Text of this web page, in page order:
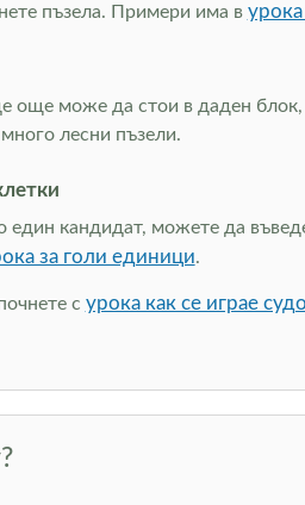
пъзела. Примери има в
още може да стои в даден
лесни пъзели.
един кандидат, можете да
за голи единици.
с урока как се играе